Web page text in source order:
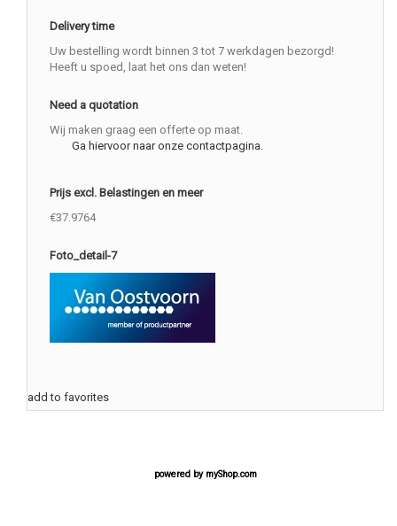
Delivery time
Uw bestelling wordt binnen 3 tot 7 werkdagen bezorgd!
Heeft u spoed, laat het ons dan weten!
Need a quotation
Wij maken graag een offerte op maat.
Ga hiervoor naar onze contactpagina.
Prijs excl. Belastingen en meer
€37.9764
Foto_detail-7
add to favorites
powered by myShop.com